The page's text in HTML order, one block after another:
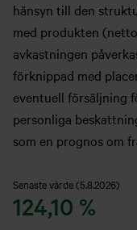
hänsyn till den
med produkten
avkastningen
förknippad med
eventuell försäljning
personliga
som en prognos om
Senaste värde (5.8.2026)
124,10 %